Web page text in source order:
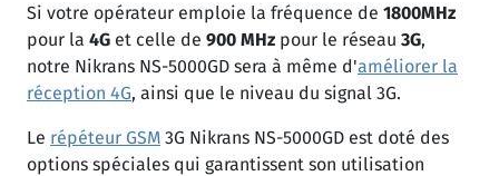
Si votre opérateur emploie la fréquence de 1800MHz
pour la 4G et celle de 900 MHz pour le réseau 3G,
notre Nikrans NS-5000GD sera à même d'améliorer la
réception 4G, ainsi que le niveau du signal 3G.
Le répéteur GSM 3G Nikrans NS-5000GD est doté des
options spéciales qui garantissent son utilisation